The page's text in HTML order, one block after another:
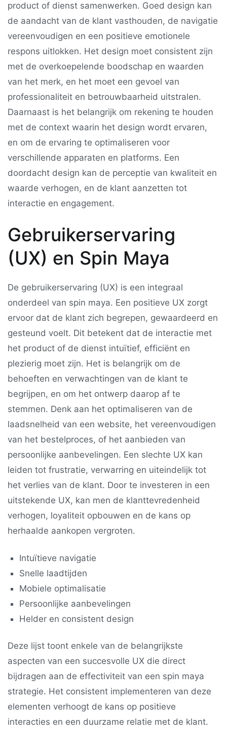
product of dienst samenwerken. Goed design kan
de aandacht van de klant vasthouden, de navigatie
vereenvoudigen en een positieve emotionele
respons uitlokken. Het design moet consistent zijn
met de overkoepelende boodschap en waarden
van het merk, en het moet een gevoel van
professionaliteit en betrouwbaarheid uitstralen.
Daarnaast is het belangrijk om rekening te houden
met de context waarin het design wordt ervaren,
en om de ervaring te optimaliseren voor
verschillende apparaten en platforms. Een
doordacht design kan de perceptie van kwaliteit en
waarde verhogen, en de klant aanzetten tot
interactie en engagement.
Gebruikerservaring
(UX) en Spin Maya
De gebruikerservaring (UX) is een integraal
onderdeel van spin maya. Een positieve UX zorgt
ervoor dat de klant zich begrepen, gewaardeerd en
gesteund voelt. Dit betekent dat de interactie met
het product of de dienst intuïtief, efficiënt en
plezierig moet zijn. Het is belangrijk om de
behoeften en verwachtingen van de klant te
begrijpen, en om het ontwerp daarop af te
stemmen. Denk aan het optimaliseren van de
laadsnelheid van een website, het vereenvoudigen
van het bestelproces, of het aanbieden van
persoonlijke aanbevelingen. Een slechte UX kan
leiden tot frustratie, verwarring en uiteindelijk tot
het verlies van de klant. Door te investeren in een
uitstekende UX, kan men de klanttevredenheid
verhogen, loyaliteit opbouwen en de kans op
herhaalde aankopen vergroten.
Intuïtieve navigatie
Snelle laadtijden
Mobiele optimalisatie
Persoonlijke aanbevelingen
Helder en consistent design
Deze lijst toont enkele van de belangrijkste
aspecten van een succesvolle UX die direct
bijdragen aan de effectiviteit van een spin maya
strategie. Het consistent implementeren van deze
elementen verhoogt de kans op positieve
interacties en een duurzame relatie met de klant.